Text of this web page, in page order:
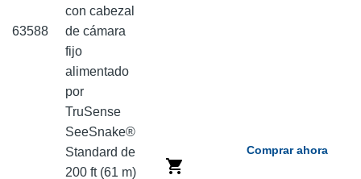
63588
con cabezal
de cámara
fijo
alimentado
por
TruSense
SeeSnake®
Standard de
200 ft (61 m)
Comprar ahora